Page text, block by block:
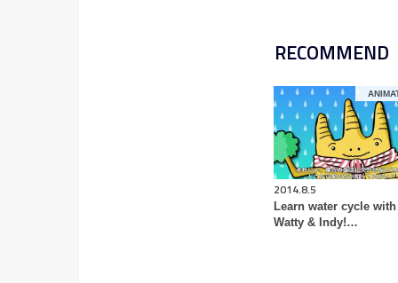
RECOMMEND
2014.8.5
Learn water cycle with
Watty & Indy!…